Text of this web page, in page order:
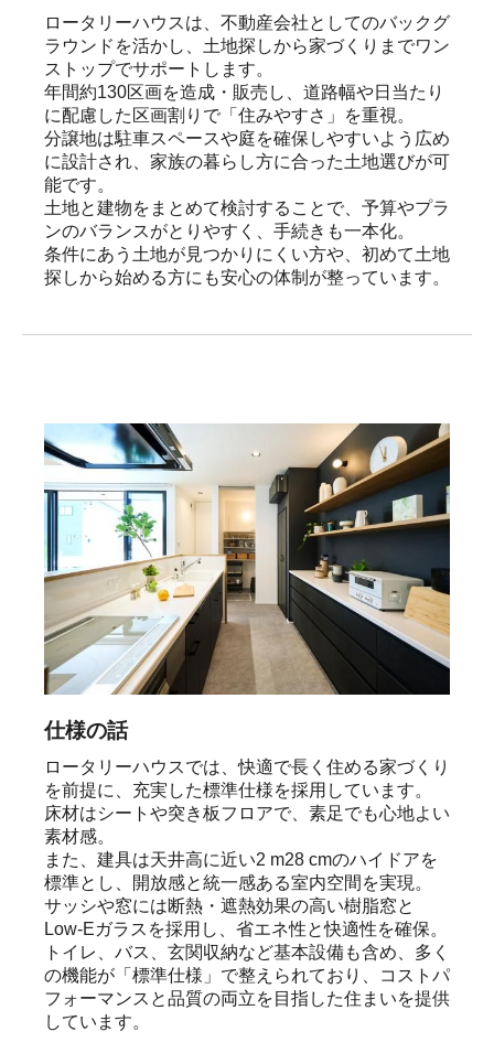
ロータリーハウスは、不動産会社としてのバックグ
ラウンドを活かし、土地探しから家づくりまでワン
ストップでサポートします。
年間約130区画を造成・販売し、道路幅や日当たり
に配慮した区画割りで「住みやすさ」を重視。
分譲地は駐車スペースや庭を確保しやすいよう広め
に設計され、家族の暮らし方に合った土地選びが可
能です。
土地と建物をまとめて検討することで、予算やプラ
ンのバランスがとりやすく、手続きも一本化。
条件にあう土地が見つかりにくい方や、初めて土地
探しから始める方にも安心の体制が整っています。
仕様の話
ロータリーハウスでは、快適で長く住める家づくり
を前提に、充実した標準仕様を採用しています。
床材はシートや突き板フロアで、素足でも心地よい
素材感。
また、建具は天井高に近い2 m28 cmのハイドアを
標準とし、開放感と統一感ある室内空間を実現。
サッシや窓には断熱・遮熱効果の高い樹脂窓と
Low-Eガラスを採用し、省エネ性と快適性を確保。
トイレ、バス、玄関収納など基本設備も含め、多く
の機能が「標準仕様」で整えられており、コストパ
フォーマンスと品質の両立を目指した住まいを提供
しています。